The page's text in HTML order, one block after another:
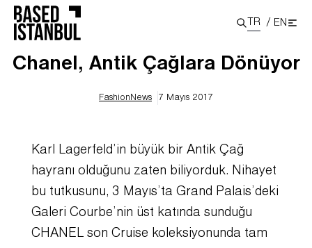
TR / EN
Chanel, Antik Çağlara Dönüyor
Fashion News 7 Mayıs 2017
Karl Lagerfeld’in büyük bir Antik Çağ
hayranı olduğunu zaten biliyorduk. Nihayet
bu tutkusunu, 3 Mayıs’ta Grand Palais’deki
Galeri Courbe’nin üst katında sunduğu
CHANEL son Cruise koleksiyonunda tam